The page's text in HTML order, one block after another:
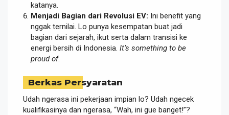
katanya.
Menjadi Bagian dari Revolusi EV: Ini benefit yang
nggak ternilai. Lo punya kesempatan buat jadi
bagian dari sejarah, ikut serta dalam transisi ke
energi bersih di Indonesia. It’s something to be
proud of.
Berkas Persyaratan
Udah ngerasa ini pekerjaan impian lo? Udah ngecek
kualifikasinya dan ngerasa, “Wah, ini gue banget!”?